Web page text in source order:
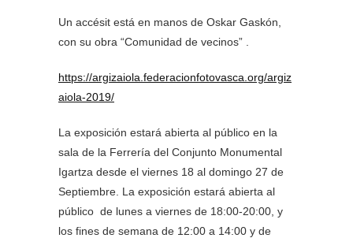
Un accésit está en manos de Oskar Gaskón,
con su obra “Comunidad de vecinos” .
https://argizaiola.federacionfotovasca.org/argiz
aiola-2019/
La exposición estará abierta al público en la
sala de la Ferrería del Conjunto Monumental
Igartza desde el viernes 18 al domingo 27 de
Septiembre. La exposición estará abierta al
público de lunes a viernes de 18:00-20:00, y
los fines de semana de 12:00 a 14:00 y de